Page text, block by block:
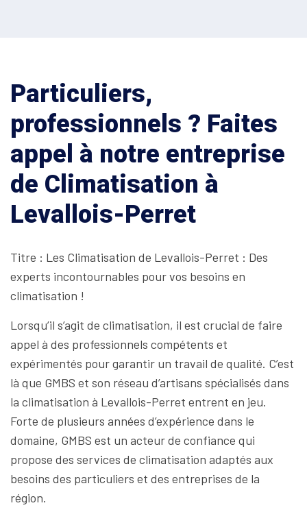
Particuliers,
professionnels ? Faites
appel à notre entreprise
de Climatisation à
Levallois-Perret
Titre : Les Climatisation de Levallois-Perret : Des
experts incontournables pour vos besoins en
climatisation !
Lorsqu’il s’agit de climatisation, il est crucial de faire
appel à des professionnels compétents et
expérimentés pour garantir un travail de qualité. C’est
là que GMBS et son réseau d’artisans spécialisés dans
la climatisation à Levallois-Perret entrent en jeu.
Forte de plusieurs années d’expérience dans le
domaine, GMBS est un acteur de confiance qui
propose des services de climatisation adaptés aux
besoins des particuliers et des entreprises de la
région.